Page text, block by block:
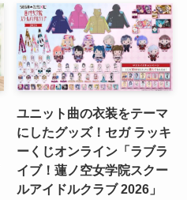
ユニット曲の衣装をテーマ
にしたグッズ！セガ ラッキ
ーくじオンライン「ラブラ
イブ！蓮ノ空女学院スクー
ルアイドルクラブ 2026」